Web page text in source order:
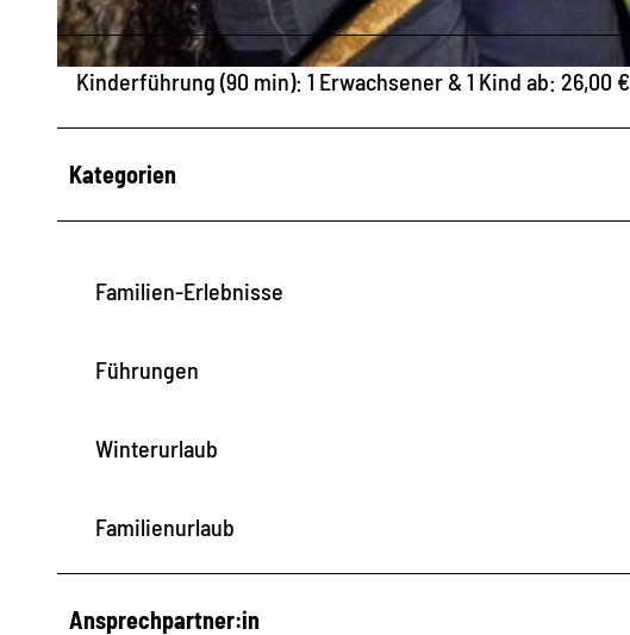
© Marko Förster
Kinderführung (90 min): 1 Erwachsener & 1 Kind ab: 26,00 €
Kategorien
Familien-Erlebnisse
Führungen
Winterurlaub
Familienurlaub
Ansprechpartner:in